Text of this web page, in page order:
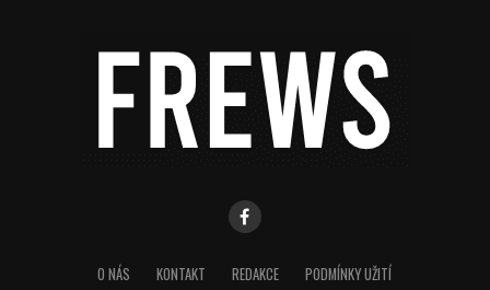
O NÁS KONTAKT REDAKCE PODMÍNKY UŽITÍ